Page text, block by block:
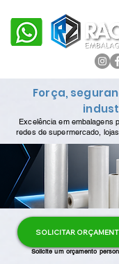
Força,
Excelência em embalagens
redes de supermercado,
SOLICITAR
Solicite um orçamento